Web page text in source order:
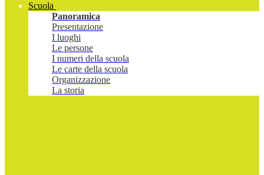
Scuola
Panoramica
Presentazione
I luoghi
Le persone
I numeri della scuola
Le carte della scuola
Organizzazione
La storia